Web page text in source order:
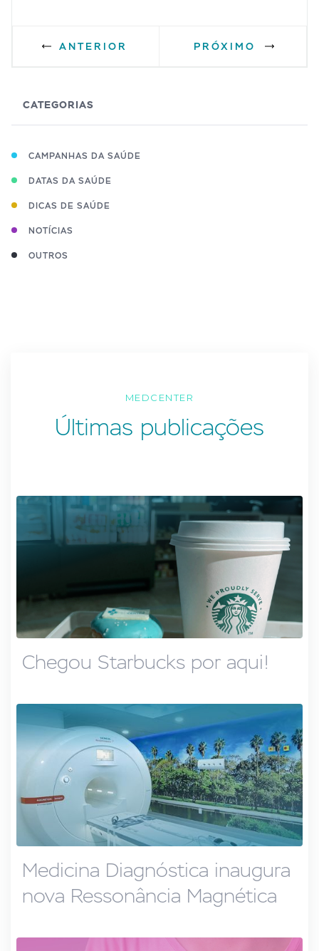
ANTERIOR PRÓXIMO
CATEGORIAS
CAMPANHAS DA SAÚDE
DATAS DA SAÚDE
DICAS DE SAÚDE
NOTÍCIAS
OUTROS
MEDCENTER
Últimas publicações
Chegou Starbucks por aqui!
Medicina Diagnóstica inaugura
nova Ressonância Magnética